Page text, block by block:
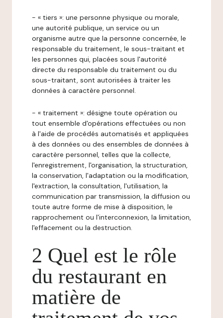
- « tiers »: une personne physique ou morale,
une autorité publique, un service ou un
organisme autre que la personne concernée, le
responsable du traitement, le sous-traitant et
les personnes qui, placées sous l'autorité
directe du responsable du traitement ou du
sous-traitant, sont autorisées à traiter les
données à caractère personnel.
- « traitement »: désigne toute opération ou
tout ensemble d'opérations effectuées ou non
à l'aide de procédés automatisés et appliquées
à des données ou des ensembles de données à
caractère personnel, telles que la collecte,
l'enregistrement, l'organisation, la structuration,
la conservation, l'adaptation ou la modification,
l'extraction, la consultation, l'utilisation, la
communication par transmission, la diffusion ou
toute autre forme de mise à disposition, le
rapprochement ou l'interconnexion, la limitation,
l'effacement ou la destruction.
2 Quel est le rôle
du restaurant en
matière de